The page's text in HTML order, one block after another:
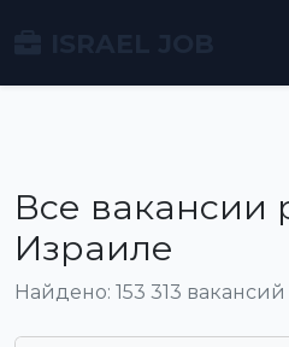
Все вакансии
Израиле
Найдено: 153 313 вакансий